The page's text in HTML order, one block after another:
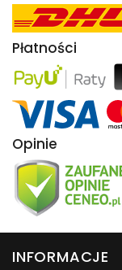
Płatności
Opinie
INFORMACJE